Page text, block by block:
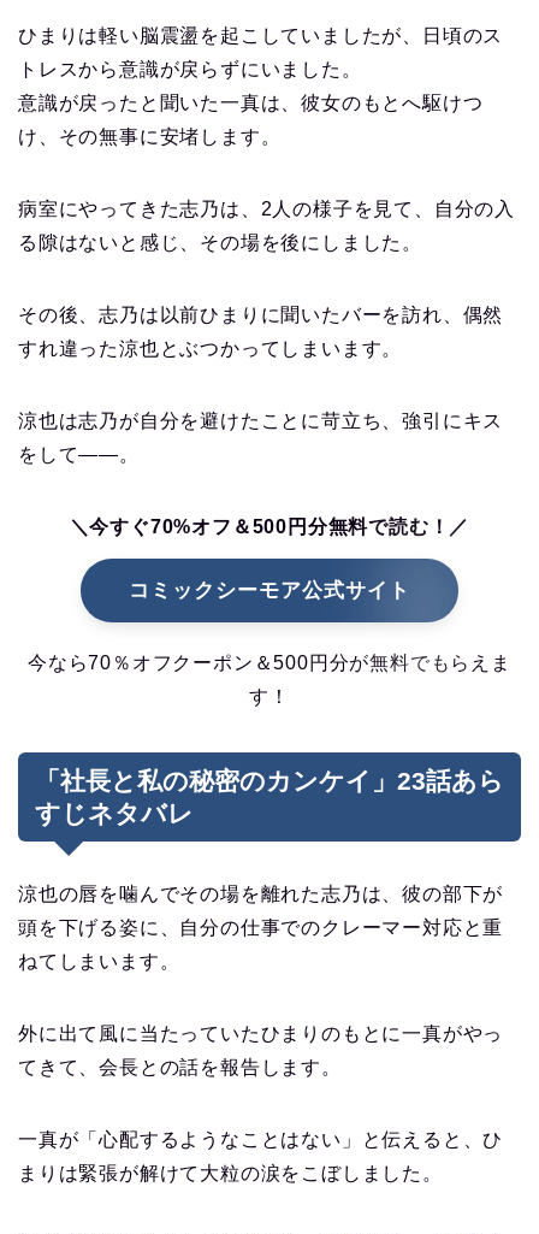
ひまりは軽い脳震盪を起こしていましたが、日頃のス
トレスから意識が戻らずにいました。
意識が戻ったと聞いた一真は、彼女のもとへ駆けつ
け、その無事に安堵します。
病室にやってきた志乃は、2人の様子を見て、自分の入
る隙はないと感じ、その場を後にしました。
その後、志乃は以前ひまりに聞いたバーを訪れ、偶然
すれ違った涼也とぶつかってしまいます。
涼也は志乃が自分を避けたことに苛立ち、強引にキス
をして――。
＼今すぐ70%オフ＆500円分無料で読む！／
コミックシーモア公式サイト
今なら70％オフクーポン＆500円分が無料でもらえま
す！
「社長と私の秘密のカンケイ」23話あら
すじネタバレ
涼也の唇を噛んでその場を離れた志乃は、彼の部下が
頭を下げる姿に、自分の仕事でのクレーマー対応と重
ねてしまいます。
外に出て風に当たっていたひまりのもとに一真がやっ
てきて、会長との話を報告します。
一真が「心配するようなことはない」と伝えると、ひ
まりは緊張が解けて大粒の涙をこぼしました。